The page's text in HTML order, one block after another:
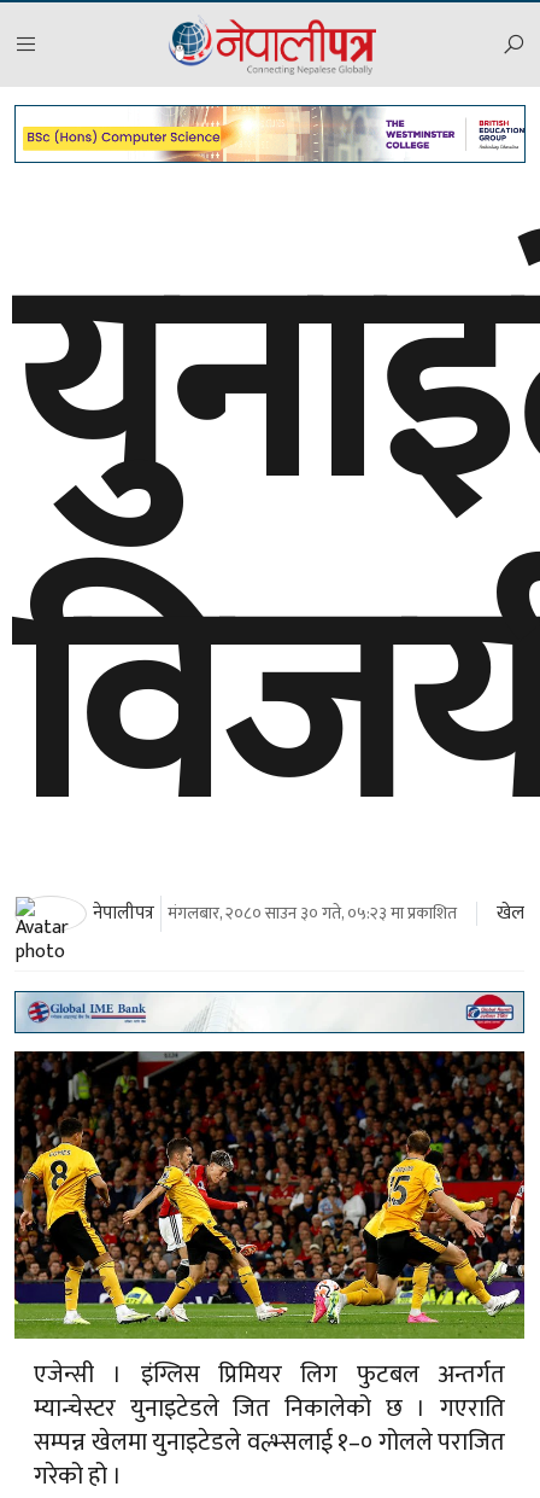
नेपालीपत्र मंगलबार, २०८० साउन ३० गते, ०५:२३ मा प्रकाशित खेल
एजेन्सी । इंग्लिस प्रिमियर लिग फुटबल अन्तर्गत
म्यान्चेस्टर युनाइटेडले जित निकालेको छ । गएराति
सम्पन्न खेलमा युनाइटेडले वल्भ्सलाई १–० गोलले पराजित
गरेको हो ।